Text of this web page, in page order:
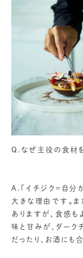
Q.なぜ主役の食材を
A.「イチジク＝自分
大きな理由です。ま
ありますが、食感も
味と甘みが、ダーク
だったり、お酒にも合